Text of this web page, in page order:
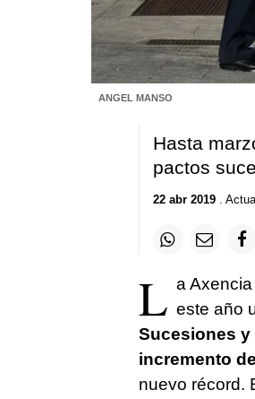
ANGEL MANSO
Hasta
pactos
22 abr 2019.
L a
este año
Sucesiones
incremento
nuevo récord.